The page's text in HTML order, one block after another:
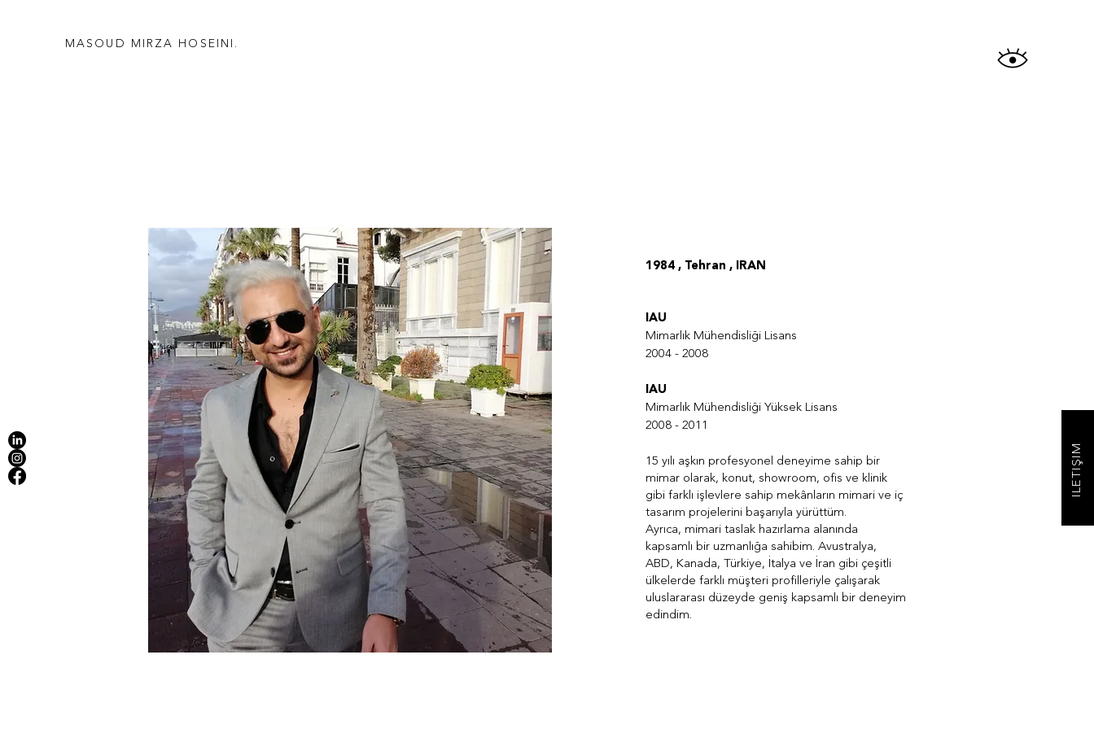
MASOUD MIRZA HOSEINI.
İLETİŞİM
1984 , Tehran , IRAN
IAU
Mimarlık Mühendisliği Lisans
2004 - 2008
IAU
Mimarlık Mühendisliği Yüksek Lisans
2008 - 2011
15 yılı aşkın profesyonel deneyime sahip bir
mimar olarak, konut, showroom, ofis ve klinik
gibi farklı işlevlere sahip mekânların mimari ve iç
tasarım projelerini başarıyla yürüttüm.
Ayrıca, mimari taslak hazırlama alanında
kapsamlı bir uzmanlığa sahibim. Avustralya,
ABD, Kanada, Türkiye, İtalya ve İran gibi çeşitli
ülkelerde farklı müşteri profilleriyle çalışarak
uluslararası düzeyde geniş kapsamlı bir deneyim
edindim.